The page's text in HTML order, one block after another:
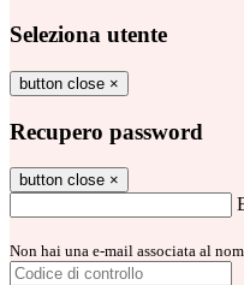
Seleziona utente
button close ×
Recupero password
button close ×
Non hai una e-mail associata al